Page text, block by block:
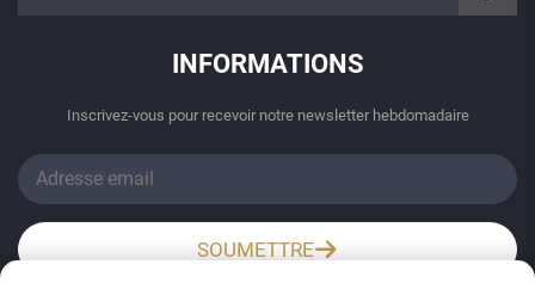
INFORMATIONS
Inscrivez-vous pour recevoir notre newsletter hebdomadaire
SOUMETTRE